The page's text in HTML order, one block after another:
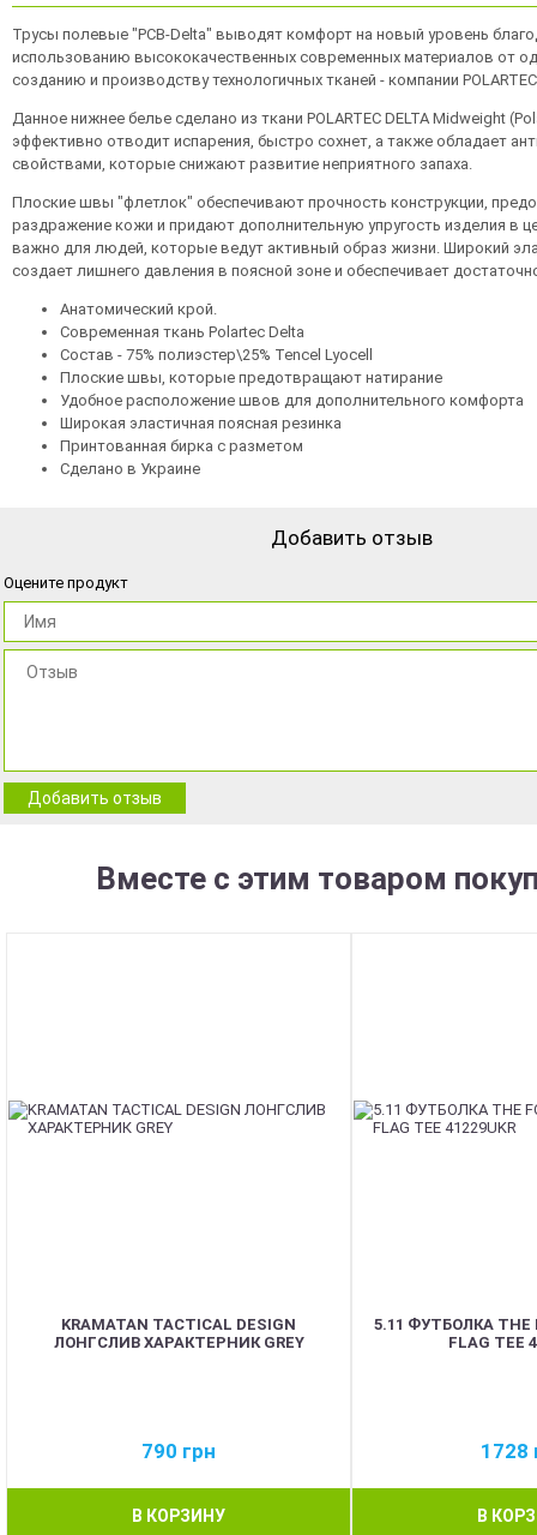
Трусы полевые "PCB-Delta" выводят комфорт на новый уровень
использованию высококачественных современных материалов от
созданию и производству технологичных тканей - компании
Данное нижнее белье сделано из ткани POLARTEC DELTA Midweight
эффективно отводит испарения, быстро сохнет, а также обладает
свойствами, которые снижают развитие неприятного запаха.
Плоские швы "флетлок" обеспечивают прочность конструкции,
раздражение кожи и придают дополнительную упругость изделия в
важно для людей, которые ведут активный образ жизни. Широкий
создает лишнего давления в поясной зоне и обеспечивает
Анатомический крой.
Современная ткань Polartec Delta
Состав - 75% полиэстер\25% Tencel Lyocell
Плоские швы, которые предотвращают натирание
Удобное расположение швов для дополнительного комфорта
Широкая эластичная поясная резинка
Принтованная бирка с разметом
Сделано в Украине
Добавить отзыв
Оцените продукт
Добавить отзыв
Вместе с этим товаром
KRAMATAN TACTICAL DESIGN
ЛОНГСЛИВ ХАРАКТЕРНИК GREY
790 грн
В КОРЗИНУ
5.11 ФУТБОЛКА THE
FLAG TEE
1728
В